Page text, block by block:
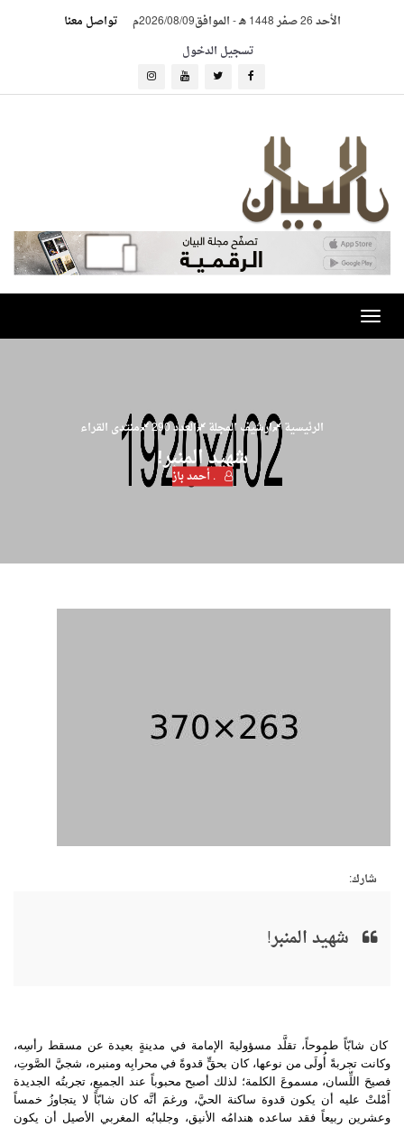
الأحد 26 صفر 1448 هـ -الموافق2026/08/09م
تواصل معنا
تسجيل الدخول
Toggle
navigation
الرئيسية ارشيف المجلة العدد 290 منتدى القراء
شهيد المنبر!
. أحمد باز
شارك:
شهيد المنبر!
كان شابّاً طموحاً، تقلَّد مسؤوليةَ الإمامة في مدينةٍ بعيدة عن مسقط رأسِه،
وكانت تجربةً أُولَى من نوعها، كان بحقٍّ قدوةً في محرابِه ومنبره، شجيَّ الصَّوتِ،
فصيحَ اللِّسان، مسموعَ الكلمة؛ لذلك أصبح محبوباً عند الجميعِ، تجربتُه الجديدة
أَمْلتْ عليه أن يكون قدوة ساكنة الحيَّ، ورغمَ أنَّه كان شابّاً لا يتجاوزُ خمساً
وعشرين ربيعاً فقد ساعده هندامُه الأنيق، وجلبابُه المغربي الأصيل أن يكون